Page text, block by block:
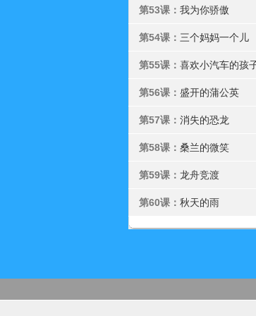
第53课： 我为你骄傲
第54课： 三个妈妈一个儿
第55课： 喜欢小汽车的孩
第56课： 盛开的蒲公英
第57课： 消失的恐龙
第58课： 桑兰的微笑
第59课： 龙舟竞渡
第60课： 秋天的雨